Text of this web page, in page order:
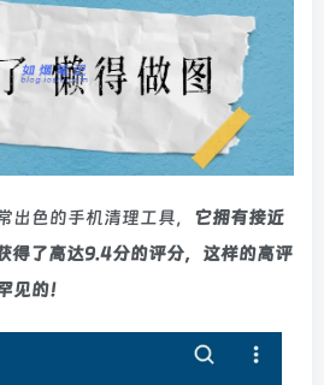
出色的手机清理工具， 它拥有接近
得了高达9.4分的评分，这样的高评
见的！